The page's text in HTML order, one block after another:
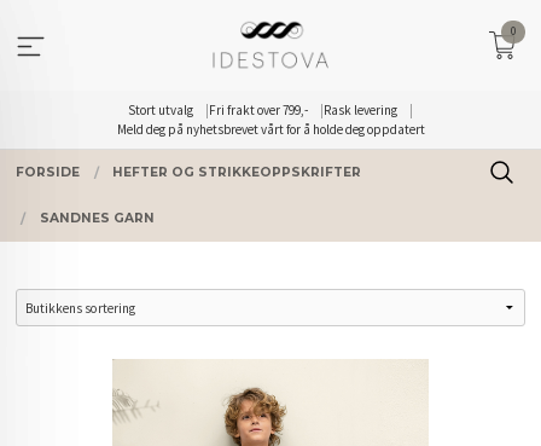
innholdet
Stort utvalg Fri frakt over 799,-
Rask levering
Meld deg på nyhetsbrevet vårt for å holde deg oppdatert
0
FORSIDE HEFTER OG STRIKKEOPPSKRIFTER
SANDNES GARN